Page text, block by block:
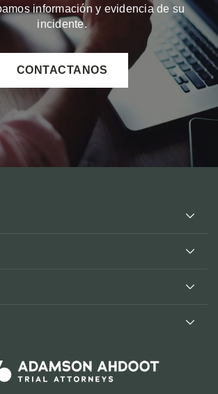
información y evidencia de su
incidente.
CONTACTANOS